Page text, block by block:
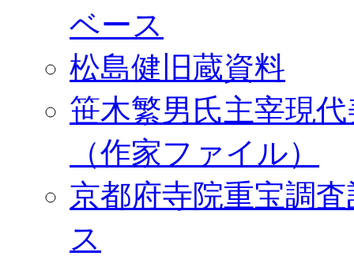
ベース
松島健旧蔵資料
笹木繁男氏主宰現
（作家ファイル）
京都府寺院重宝調
ス